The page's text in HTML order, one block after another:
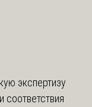
экспертизу
соответствия